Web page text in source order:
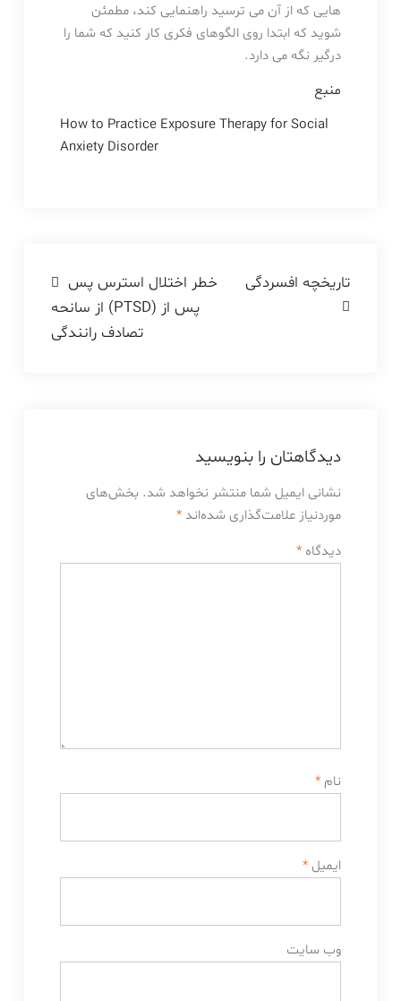
هایی که از آن می ترسید راهنمایی کند، مطمئن
شوید که ابتدا روی الگوهای فکری کار کنید که شما را
درگیر نگه می دارد.
منبع
How to Practice Exposure Therapy for Social
Anxiety Disorder
راهبری
نوشته
خطر اختلال استرس پس
از سانحه (PTSD) پس از
تصادف رانندگی
تاریخچه افسردگی
دیدگاهتان را بنویسید
نشانی ایمیل شما منتشر نخواهد شد. بخش‌های
موردنیاز علامت‌گذاری شده‌اند *
دیدگاه *
نام *
ایمیل *
وب‌ سایت